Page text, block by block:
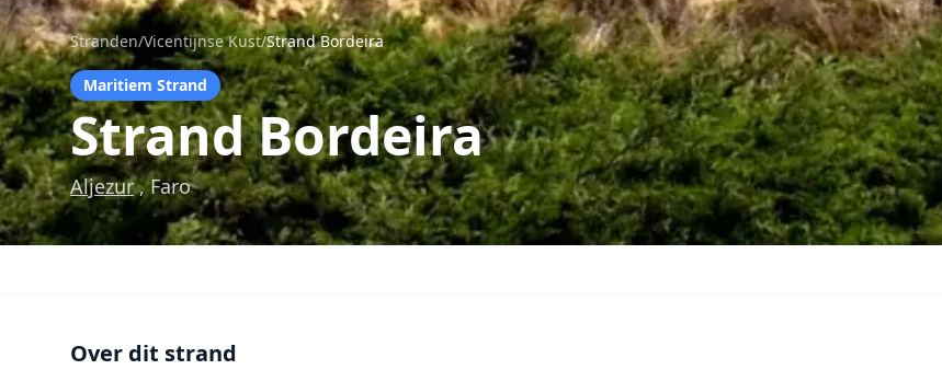
Stranden/Vicentijnse Kust/Strand Bordeira
Maritiem Strand
Strand Bordeira
Aljezur, Faro
Over dit strand